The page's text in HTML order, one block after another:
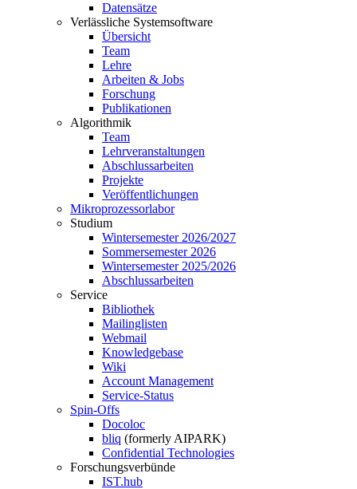
Datensätze
Verlässliche Systemsoftware
Übersicht
Team
Lehre
Arbeiten & Jobs
Forschung
Publikationen
Algorithmik
Team
Lehrveranstaltungen
Abschlussarbeiten
Projekte
Veröffentlichungen
Mikroprozessorlabor
Studium
Wintersemester 2026/2027
Sommersemester 2026
Wintersemester 2025/2026
Abschlussarbeiten
Service
Bibliothek
Mailinglisten
Webmail
Knowledgebase
Wiki
Account Management
Service-Status
Spin-Offs
Docoloc
bliq (formerly AIPARK)
Confidential Technologies
Forschungsverbünde
IST.hub